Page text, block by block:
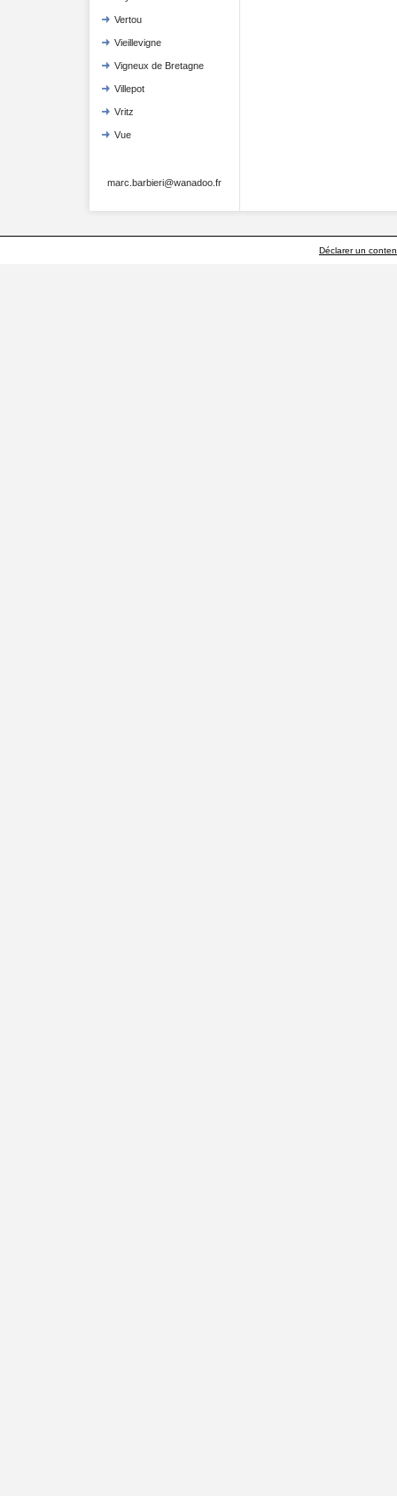
Vertou
Vieillevigne
Vigneux de Bretagne
Villepot
Vritz
Vue
marc.barbieri@wanadoo.fr
Déclarer un